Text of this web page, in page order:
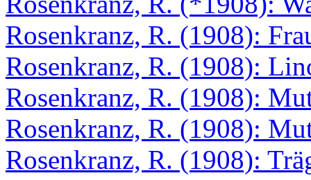
Rosenkranz, R. (1908):
Rosenkranz, R. (1908):
Rosenkranz, R. (1908):
Rosenkranz, R. (1908):
Rosenkranz, R. (1908):